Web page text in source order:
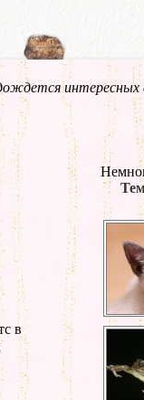
интересных
в